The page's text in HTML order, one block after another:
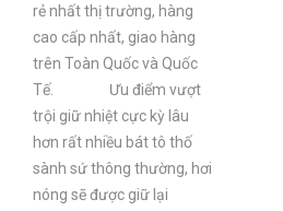
rẻ nhất thị trường, hàng
cao cấp nhất, giao hàng
trên Toàn Quốc và Quốc
Tế. Ưu điểm vượt
trội giữ nhiệt cực kỳ lâu
hơn rất nhiều bát tô thố
sành sứ thông thường, hơi
nóng sẽ được giữ lại